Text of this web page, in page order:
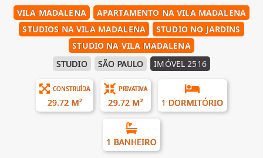
VILA MADALENA
APARTAMENTO NA VILA MADALENA
STUDIOS NA VILA MADALENA
STUDIO NO JARDINS
STUDIO NA VILA MADALENA
STUDIO
SÃO PAULO IMÓVEL 2516
CONSTRUÍDA
29.72 M²
PRIVATIVA
29.72 M² 1 DORMITÓRIO
1 BANHEIRO